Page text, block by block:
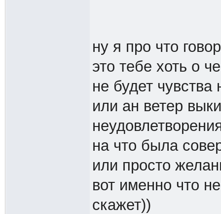
ну я про что
это тебе хоть о
не будет чувства
или ан ветер
на что была
или просто
вот именно что
скажет))